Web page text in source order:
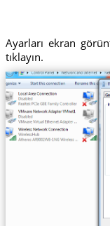
Ayarları ekran
tıklayın.